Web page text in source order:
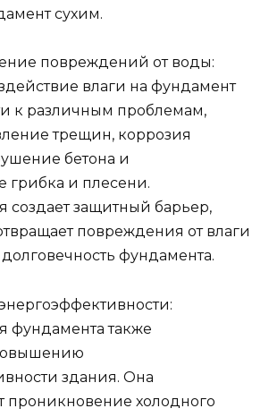
сухим.
повреждений от воды:
влаги на фундамент
к различным проблемам,
трещин, коррозия
бетона и
грибка и плесени.
создает защитный барьер,
повреждения от влаги
фундамента.
фундамента также
здания. Она
проникновение холодного